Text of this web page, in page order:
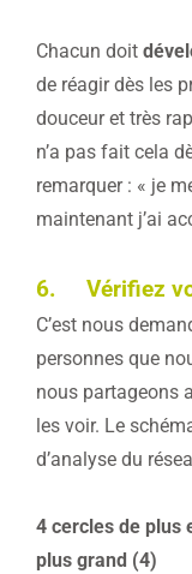
Chacun doit
de réagir dès les
douceur et très
n’a pas fait cela
remarquer : « je
maintenant j’ai
6. Vérifiez
C’est nous
personnes que
nous partageons
les voir. Le
d’analyse du
4 cercles de plus
plus grand (4)